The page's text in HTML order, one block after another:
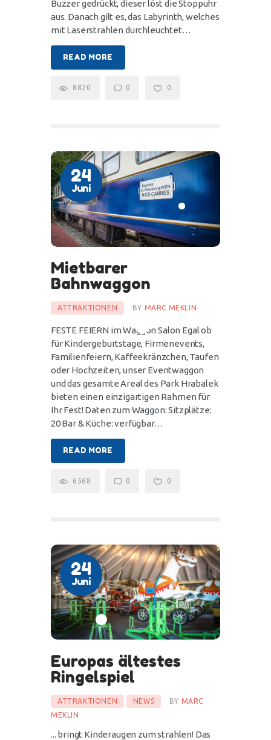
Buzzer gedrückt, dieser löst die Stoppuhr
aus. Danach gilt es, das Labyrinth, welches
mit Laserstrahlen durchleuchtet…
READ MORE
8820 0 0
24
Juni
Mietbarer
Bahnwaggon
ATTRAKTIONEN BY MARC MEKLIN
FESTE FEIERN im Waggon Salon Egal ob
für Kindergeburtstage, Firmenevents,
Familienfeiern, Kaffeekränzchen, Taufen
oder Hochzeiten, unser Eventwaggon
und das gesamte Areal des Park Hrabalek
bieten einen einzigartigen Rahmen für
Ihr Fest! Daten zum Waggon: Sitzplätze:
20 Bar & Küche: verfügbar…
READ MORE
6568 0 0
24
Juni
Europas ältestes
Ringelspiel
ATTRAKTIONEN NEWS BY MARC
MEKLIN
... bringt Kinderaugen zum strahlen! Das